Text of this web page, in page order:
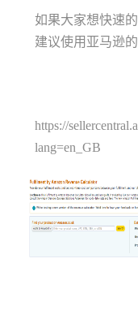
如果大家想快速
建议使用亚马逊
https://
lang=en_GB